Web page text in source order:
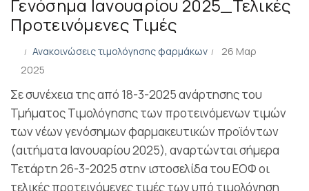
Γενόσημα Ιανουαρίου 2025_Τελικές
Προτεινόμενες Τιμές
Ανακοινώσεις τιμολόγησης φαρμάκων
26 Μαρ
2025
Σε συνέχεια της από 18-3-2025 ανάρτησης του
Τμήματος Τιμολόγησης των προτεινόμενων τιμών
των νέων γενόσημων φαρμακευτικών προϊόντων
(αιτήματα Ιανουαρίου 2025), αναρτώνται σήμερα
Τετάρτη 26-3-2025 στην ιστοσελίδα του ΕΟΦ οι
τελικές προτεινόμενες τιμές των υπό τιμολόγηση